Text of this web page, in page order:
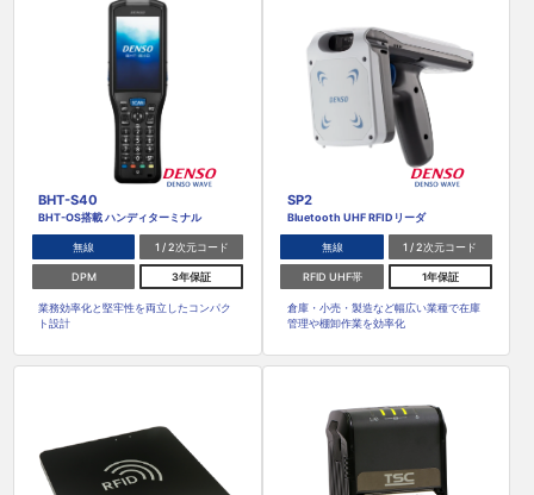
BHT-S40
BHT-OS搭載 ハンディターミナル
無線 1 / 2次元コード
DPM 3年保証
業務効率化と堅牢性を両立したコンパク
ト設計
SP2
Bluetooth UHF RFIDリーダ
無線 1 / 2次元コード
RFID UHF帯 1年保証
倉庫・小売・製造など幅広い業種で在庫
管理や棚卸作業を効率化